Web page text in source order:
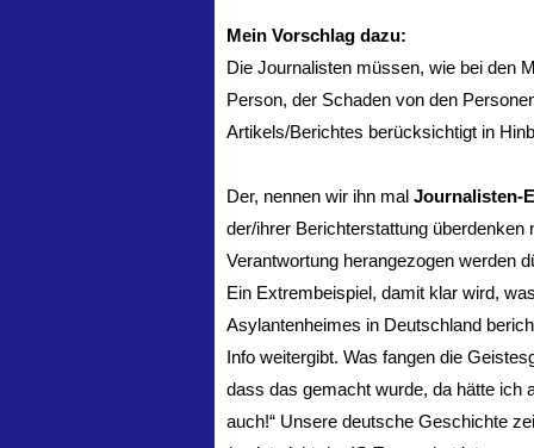
Mein Vorschlag dazu:
Die Journalisten müssen, wie bei den
Person, der Schaden von den
Artikels/Berichtes berücksichtigt in
Der, nennen wir ihn mal Journalisten-
der/ihrer Berichterstattung
Verantwortung herangezogen werden
Ein Extrembeispiel, damit klar wird,
Asylantenheimes in Deutschland
Info weitergibt. Was fangen die
dass das gemacht wurde, da hätte ich
auch!“ Unsere deutsche Geschichte